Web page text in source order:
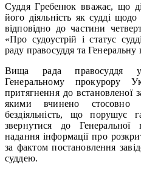
Суддя Гребенюк вважає, що
його діяльність як судді
відповідно до частини
«Про судоустрій і статус
раду правосуддя та
Вища рада правосуддя
Генеральному прокурору
притягнення до встановленої
якими вчинено стосовно
бездіяльність, що порушує
звернутися до
надання інформації про
за фактом постановлення
суддею.